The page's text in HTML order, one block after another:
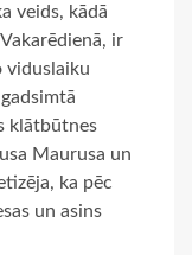
veids, kādā
ir
viduslaiku
klātbūtnes
Maurusa un
ka pēc
un asins